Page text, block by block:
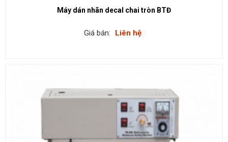
Máy dán nhãn decal chai tròn BTĐ
Giá bán: Liên hệ